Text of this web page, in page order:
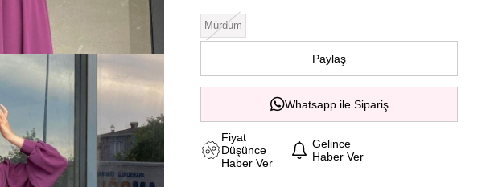
Mürdüm
Paylaş
Whatsapp ile Sipariş
Fiyat
Düşünce
Haber Ver
Gelince
Haber Ver